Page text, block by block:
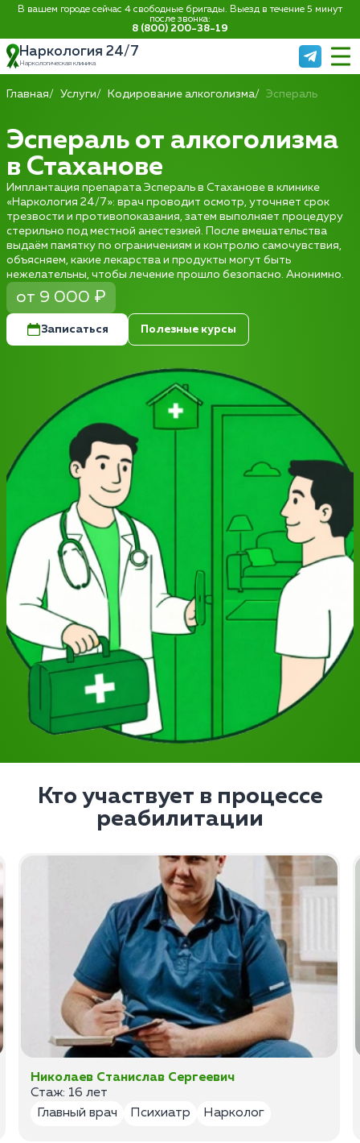
В вашем городе сейчас 4 свободные бригады. Выезд в течение 5 минут
после звонка:
8 (800) 200-38-19
Наркология 24/7
Наркологическая клиника
Главная Услуги Кодирование алкоголизма Эспераль
Эспераль от алкоголизма
в Стаханове
Имплантация препарата Эспераль в Стаханове в клинике
«Наркология 24/7»: врач проводит осмотр, уточняет срок
трезвости и противопоказания, затем выполняет процедуру
стерильно под местной анестезией. После вмешательства
выдаём памятку по ограничениям и контролю самочувствия,
объясняем, какие лекарства и продукты могут быть
нежелательны, чтобы лечение прошло безопасно. Анонимно.
от 9 000 ₽
Записаться Полезные курсы
Кто участвует в процессе
реабилитации
Николаев Станислав Сергеевич
Стаж: 16 лет
Главный врач
Психиатр Нарколог